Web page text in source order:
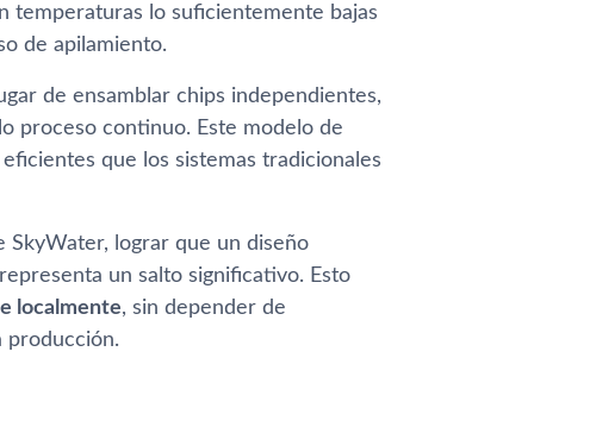
temperaturas lo suficientemente bajas
de apilamiento.
de ensamblar chips independientes,
proceso continuo. Este modelo de
que los sistemas tradicionales
lograr que un diseño
un salto significativo. Esto
localmente, sin depender de
producción.